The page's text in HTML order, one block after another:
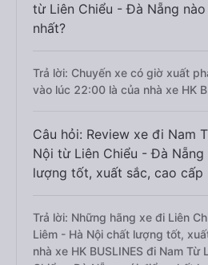
từ Liên Chiểu - Đà Nẵng
nhất?
Trả lời: Chuyến xe có giờ xuất
vào lúc 22:00 là của nhà xe HK
Câu hỏi: Review xe đi Nam
Nội từ Liên Chiểu - Đà
lượng tốt, xuất sắc, cao cấp
Trả lời: Những hãng xe đi Liên
Liêm - Hà Nội chất lượng tốt,
nhà xe HK BUSLINES đi Nam Từ